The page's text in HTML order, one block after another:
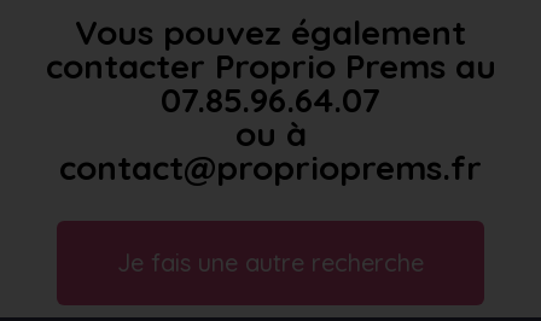
Vous pouvez également
contacter Proprio Prems au
07.85.96.64.07
ou à
contact@proprioprems.fr
Je fais une autre recherche